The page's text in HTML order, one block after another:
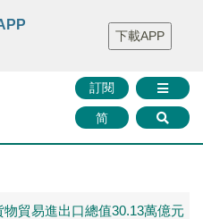
財華證券 媒體矩陣
智庫沙龍
聯絡我們
訂閱
简
下載APP
貿易進出口總值30.13萬億元